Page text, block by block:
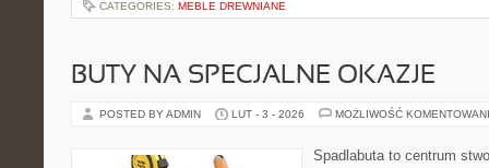
CATEGORIES: MEBLE DREWNIANE
BUTY NA SPECJALNE OKAZJE
POSTED BY ADMIN LUT - 3 - 2026 MOŻLIWOŚĆ
Spadlabuta to centrum